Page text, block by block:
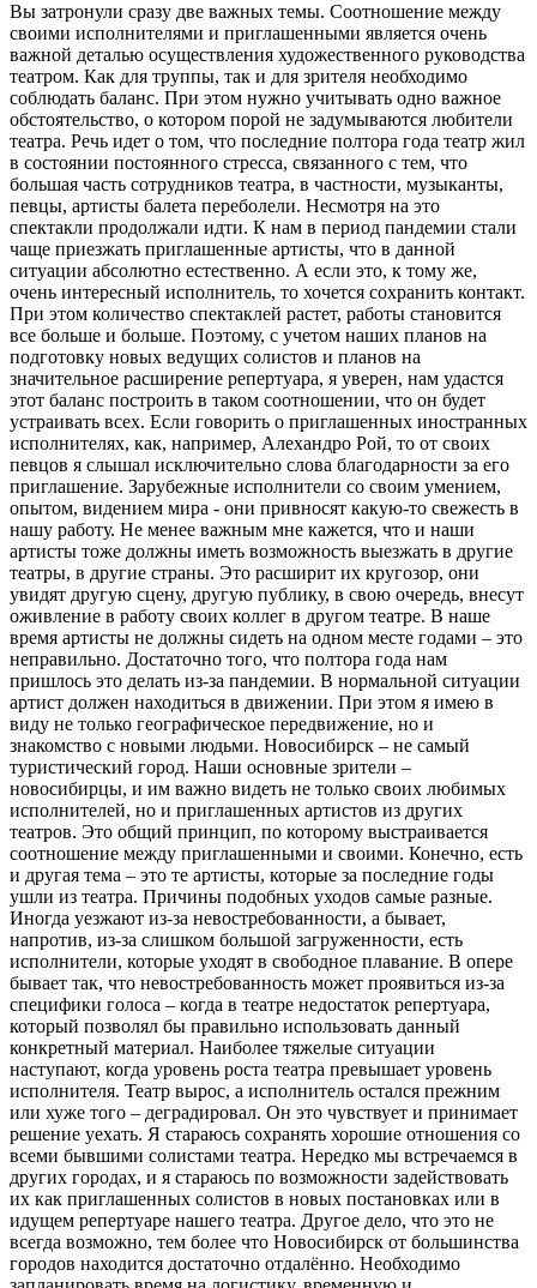
Вы затронули сразу две важных темы. Соотношение между
своими исполнителями и приглашенными является очень
важной деталью осуществления художественного руководства
театром. Как для труппы, так и для зрителя необходимо
соблюдать баланс. При этом нужно учитывать одно важное
обстоятельство, о котором порой не задумываются любители
театра. Речь идет о том, что последние полтора года театр жил
в состоянии постоянного стресса, связанного с тем, что
большая часть сотрудников театра, в частности, музыканты,
певцы, артисты балета переболели. Несмотря на это
спектакли продолжали идти. К нам в период пандемии стали
чаще приезжать приглашенные артисты, что в данной
ситуации абсолютно естественно. А если это, к тому же,
очень интересный исполнитель, то хочется сохранить контакт.
При этом количество спектаклей растет, работы становится
все больше и больше. Поэтому, с учетом наших планов на
подготовку новых ведущих солистов и планов на
значительное расширение репертуара, я уверен, нам удастся
этот баланс построить в таком соотношении, что он будет
устраивать всех. Если говорить о приглашенных иностранных
исполнителях, как, например, Алехандро Рой, то от своих
певцов я слышал исключительно слова благодарности за его
приглашение. Зарубежные исполнители со своим умением,
опытом, видением мира - они привносят какую-то свежесть в
нашу работу. Не менее важным мне кажется, что и наши
артисты тоже должны иметь возможность выезжать в другие
театры, в другие страны. Это расширит их кругозор, они
увидят другую сцену, другую публику, в свою очередь, внесут
оживление в работу своих коллег в другом театре. В наше
время артисты не должны сидеть на одном месте годами – это
неправильно. Достаточно того, что полтора года нам
пришлось это делать из-за пандемии. В нормальной ситуации
артист должен находиться в движении. При этом я имею в
виду не только географическое передвижение, но и
знакомство с новыми людьми. Новосибирск – не самый
туристический город. Наши основные зрители –
новосибирцы, и им важно видеть не только своих любимых
исполнителей, но и приглашенных артистов из других
театров. Это общий принцип, по которому выстраивается
соотношение между приглашенными и своими. Конечно, есть
и другая тема – это те артисты, которые за последние годы
ушли из театра. Причины подобных уходов самые разные.
Иногда уезжают из-за невостребованности, а бывает,
напротив, из-за слишком большой загруженности, есть
исполнители, которые уходят в свободное плавание. В опере
бывает так, что невостребованность может проявиться из-за
специфики голоса – когда в театре недостаток репертуара,
который позволял бы правильно использовать данный
конкретный материал. Наиболее тяжелые ситуации
наступают, когда уровень роста театра превышает уровень
исполнителя. Театр вырос, а исполнитель остался прежним
или хуже того – деградировал. Он это чувствует и принимает
решение уехать. Я стараюсь сохранять хорошие отношения со
всеми бывшими солистами театра. Нередко мы встречаемся в
других городах, и я стараюсь по возможности задействовать
их как приглашенных солистов в новых постановках или в
идущем репертуаре нашего театра. Другое дело, что это не
всегда возможно, тем более что Новосибирск от большинства
городов находится достаточно отдалённо. Необходимо